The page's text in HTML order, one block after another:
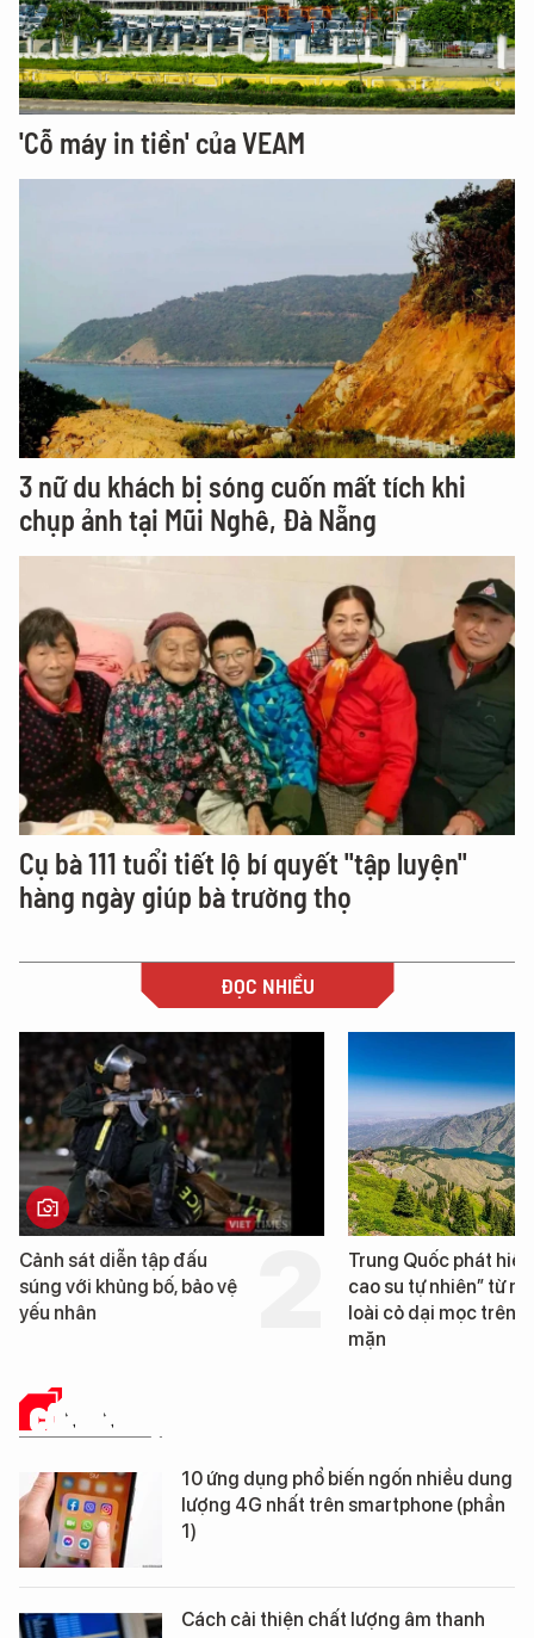
'Cỗ máy in tiền' của VEAM
3 nữ du khách bị sóng cuốn mất tích khi
chụp ảnh tại Mũi Nghê, Đà Nẵng
Cụ bà 111 tuổi tiết lộ bí quyết "tập luyện"
hàng ngày giúp bà trường thọ
ĐỌC NHIỀU
Cảnh sát diễn tập đấu
súng với khủng bố, bảo vệ
yếu nhân
Trung Quốc phát hiện
cao su tự nhiên” từ
loài cỏ dại mọc trên
mặn
CÔNG NGHỆ
10 ứng dụng phổ biến ngốn nhiều dung
lượng 4G nhất trên smartphone (phần
1)
Cách cải thiện chất lượng âm thanh